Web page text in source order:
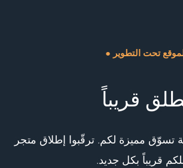
تحت التطوير
قريباً
تسوّق مميزة لكم. ترقّبوا إطلاق متجر
قريباً بكل جديد.